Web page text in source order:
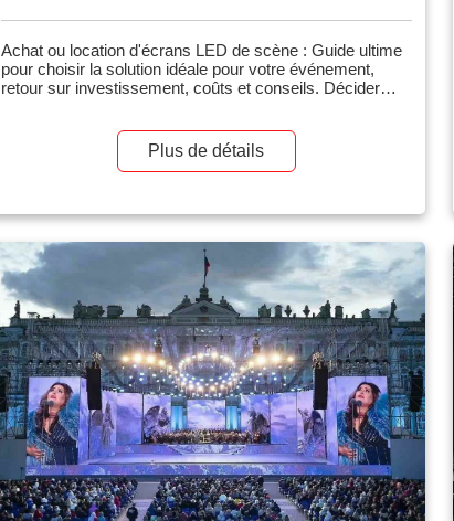
Achat ou location d'écrans LED de scène : Guide ultime
pour choisir la solution idéale pour votre événement,
retour sur investissement, coûts et conseils. Décider
organisateur d'événements, un lieu de culte ou une
société de production puisse prendre. Il s'agit d'un
Plus de détails